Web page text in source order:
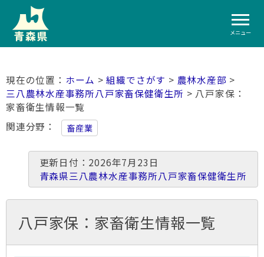
メニュー
ホーム >組織でさがす > 農林水産部 >
三八農林水産事務所八戸家畜保健衛生所 > 八戸家保：
家畜衛生情報一覧
関連分野
畜産業
更新日付：2026年7月23日
青森県三八農林水産事務所八戸家畜保健衛生所
八戸家保：家畜衛生情報一覧